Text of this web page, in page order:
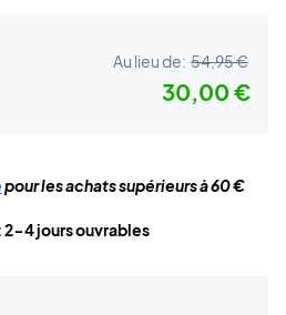
Au lieu de: 54,95 €
30,00 €
pour les achats supérieurs à 60 €
2-4 jours ouvrables